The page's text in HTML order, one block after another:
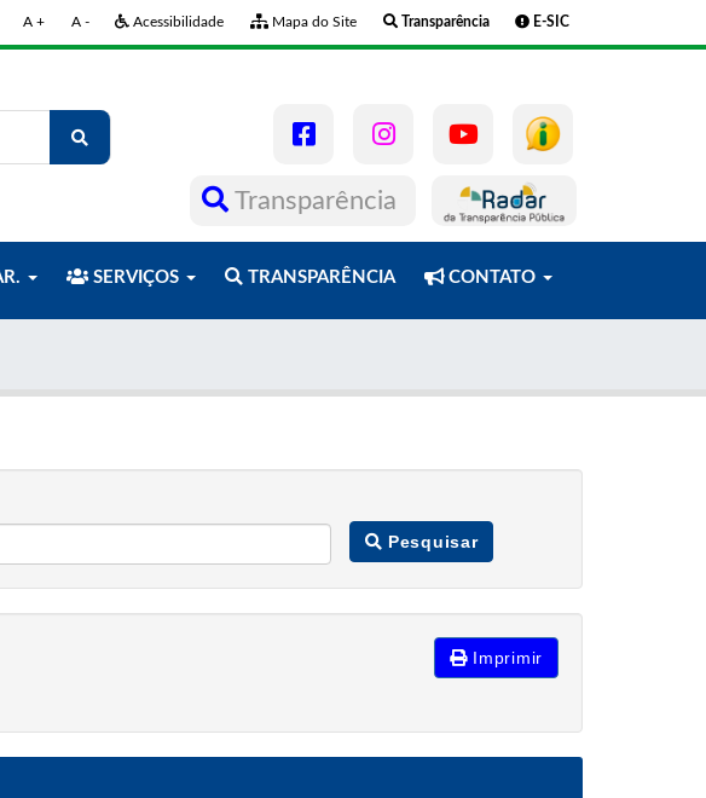
A + A - Acessibilidade Mapa do Site Transparência E-SIC
Transparência
SERVIÇOS TRANSPARÊNCIA CONTATO
Pesquisar
Imprimir